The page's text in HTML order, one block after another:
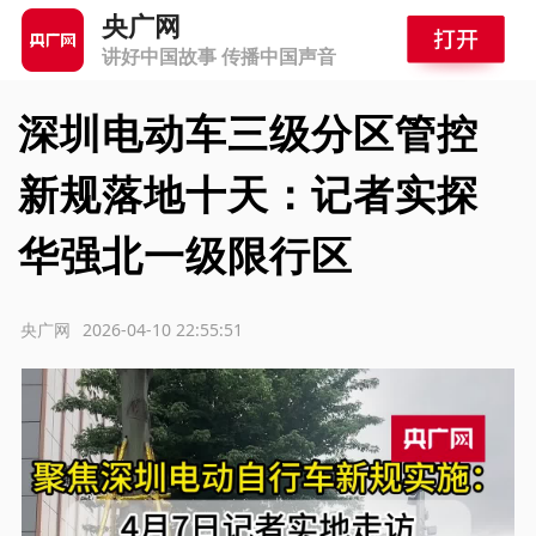
央广网
讲好中国故事 传播中国声音
深圳电动车三级分区管控
新规落地十天：记者实探
华强北一级限行区
2026-04-10 22:55:51
央广网